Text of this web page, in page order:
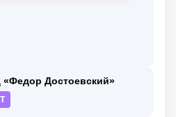
«Федор Достоевский»